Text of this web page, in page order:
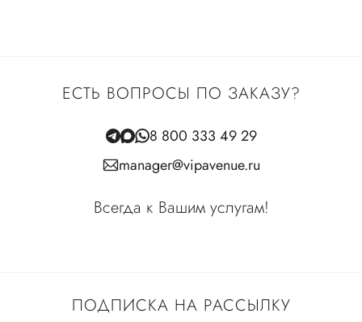
ПОДПИСКА НА РАССЫЛКУ
ЕСТЬ ВОПРОСЫ ПО ЗАКАЗУ?
8 800 333 49 29
manager@vipavenue.ru
Всегда к Вашим услугам!